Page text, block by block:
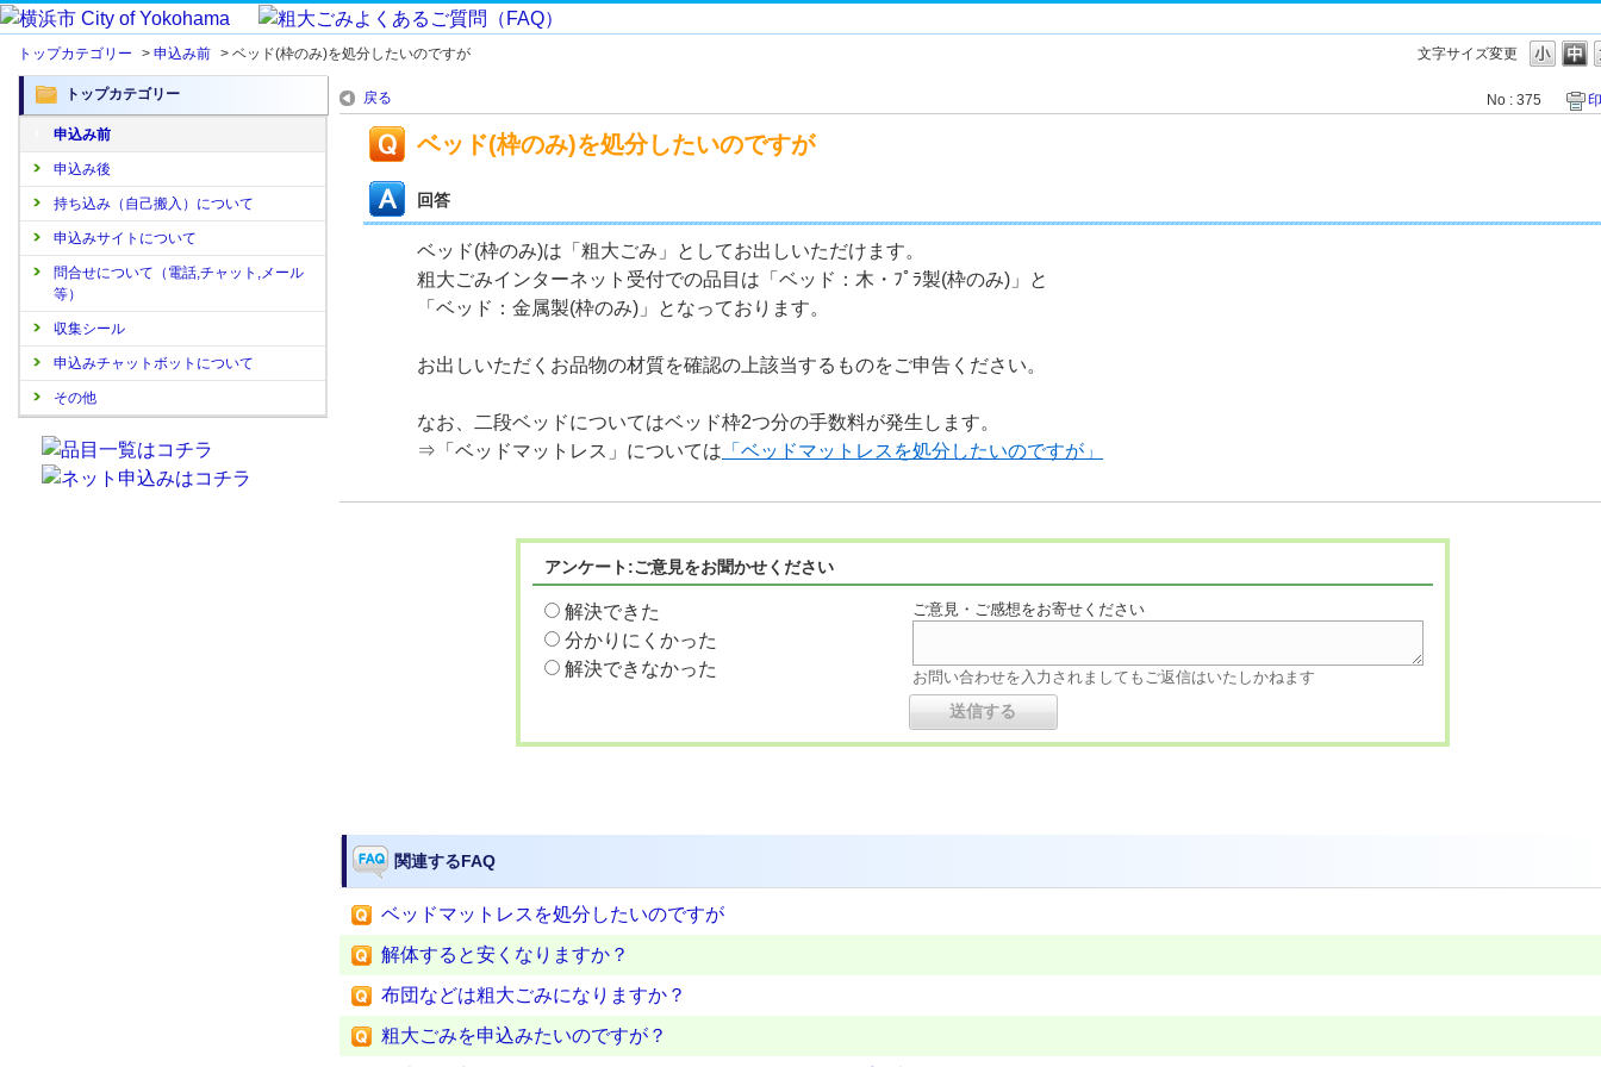
文字サイズ変更
トップカテゴリー > 申込み前 > ベッド(枠のみ)を処分したいのですが
トップカテゴリー
申込み前
申込み後
持ち込み（自己搬入）について
申込みサイトについて
問合せについて（電話,チャット,メール
等）
収集シール
申込みチャットボットについて
その他
戻る No : 375
ベッド(枠のみ)を処分したいのですが
回答
ベッド(枠のみ)は「粗大ごみ」としてお出しいただけます。
粗大ごみインターネット受付での品目は「ベッド：木・ﾌﾟﾗ製(枠のみ)」と
「ベッド：金属製(枠のみ)」となっております。
お出しいただくお品物の材質を確認の上該当するものをご申告ください。
なお、二段ベッドについてはベッド枠2つ分の手数料が発生します。
⇒「ベッドマットレス」については 「ベッドマットレスを処分したいのですが」
アンケート:ご意見をお聞かせください
解決できた
分かりにくかった
解決できなかった
ご意見・ご感想をお寄せください
お問い合わせを入力されましてもご返信はいたしかねます
関連するFAQ
ベッドマットレスを処分したいのですが
解体すると安くなりますか？
布団などは粗大ごみになりますか？
粗大ごみを申込みたいのですが？